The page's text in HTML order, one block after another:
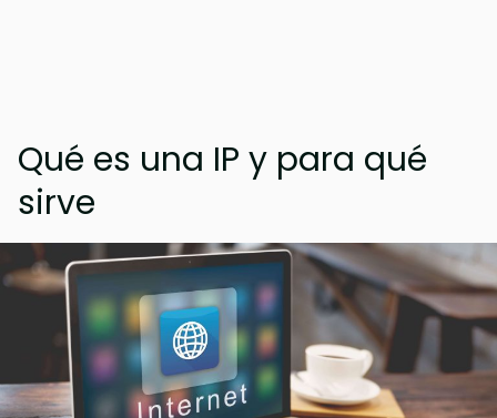
Qué es una IP y para qué
sirve